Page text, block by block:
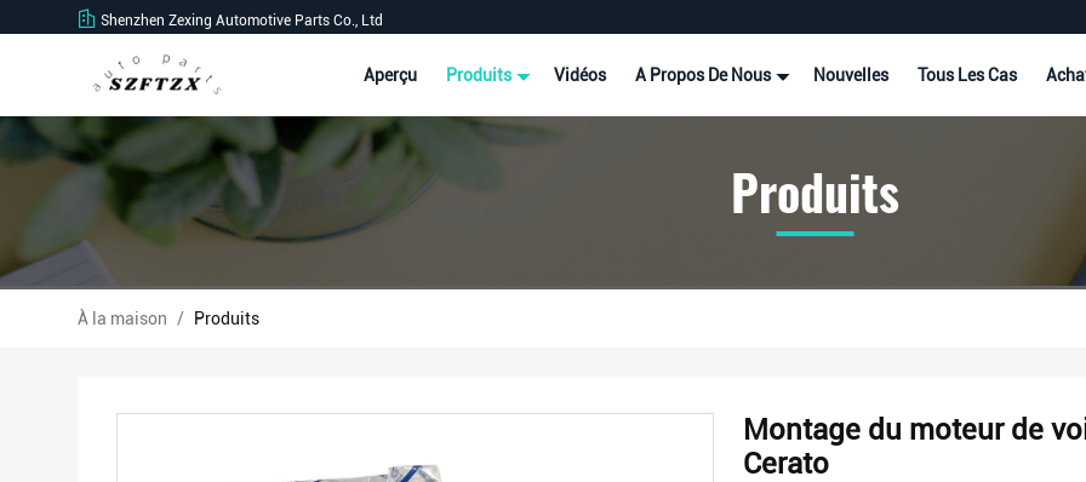
Shenzhen Zexing Automotive Parts Co., Ltd
Aperçu Produits Vidéos A Propos De Nous Nouvelles Tous Les Cas
Produits
À la maison / Produits
Montage du moteur de
Cerato